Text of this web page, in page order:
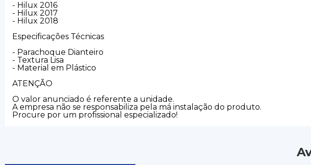
- Hilux 2016
- Hilux 2017
- Hilux 2018
Especificações Técnicas
- Parachoque Dianteiro
- Textura Lisa
- Material em Plástico
ATENÇÃO
O valor anunciado é referente a unidade.
A empresa não se responsabiliza pela má instalação do produto.
Procure por um profissional especializado!